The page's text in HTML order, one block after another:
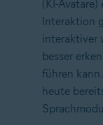
(KI-
Interaktion
interaktiver
besser
führen
heute